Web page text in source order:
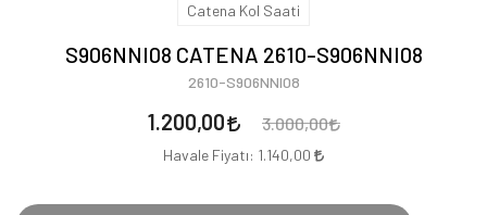
Catena Kol Saati
S906NNI08 CATENA 2610-S906NNI08
2610-S906NNI08
1.200,00 3.000,00
Havale Fiyatı: 1.140,00